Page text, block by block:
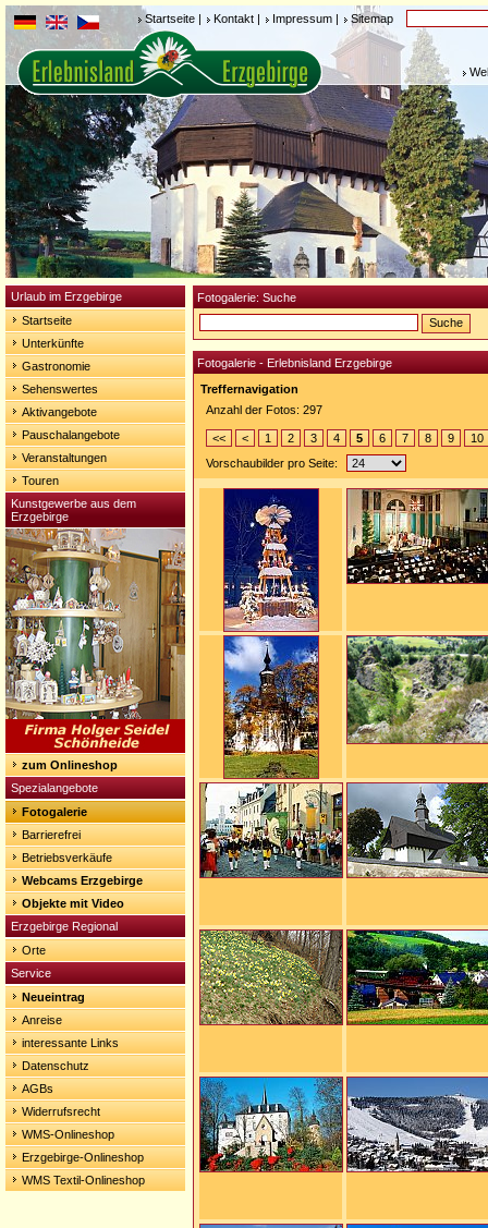
Startseite | Kontakt | Impressum | Sitemap
Urlaub im Erzgebirge
Startseite
Unterkünfte
Gastronomie
Sehenswertes
Aktivangebote
Pauschalangebote
Veranstaltungen
Touren
Kunstgewerbe aus dem
Erzgebirge
zum Onlineshop
Spezialangebote
Fotogalerie
Barrierefrei
Betriebsverkäufe
Webcams Erzgebirge
Objekte mit Video
Erzgebirge Regional
Orte
Service
Neueintrag
Anreise
interessante Links
Datenschutz
AGBs
Widerrufsrecht
WMS-Onlineshop
Erzgebirge-Onlineshop
WMS Textil-Onlineshop
Fotogalerie: Suche
Fotogalerie - Erlebnisland Erzgebirge
Treffernavigation
Anzahl der Fotos: 297
<< < 1 2 3 4 5 6 7 8 9
10
Vorschaubilder pro Seite: